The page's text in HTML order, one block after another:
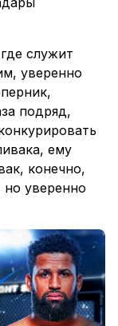
служит
уверенно
подряд,
ему
конечно,
но уверенно